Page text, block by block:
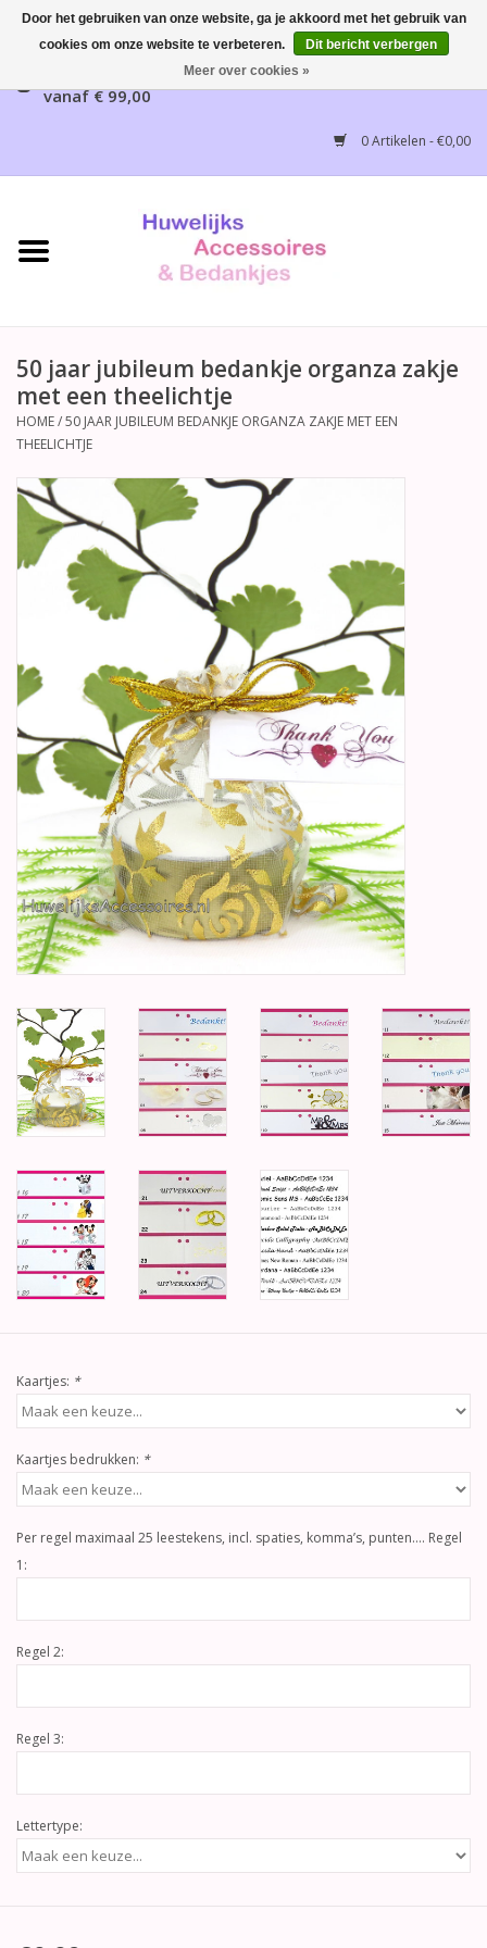
Gratis verzending mogelijk, NL vanaf € 65,00, België
vanaf € 99,00
0 Artikelen - €0,00
Home
Bruidsaccessoires
Huwelijksreceptie
Betty Boop Huwelijk
Jubileum
Communie
SALE
50 jaar jubileum bedankje organza zakje
met een theelichtje
HOME/50 JAAR JUBILEUM BEDANKJE ORGANZA ZAKJE MET EEN
THEELICHTJE
Kaartjes: *
Kaartjes bedrukken: *
Per regel maximaal 25 leestekens, incl. spaties, komma’s, punten…. Regel
1:
Regel 2:
Regel 3:
Lettertype:
Door het gebruiken van onze website, ga je akkoord met het gebruik van
cookies om onze website te verbeteren.
Dit bericht verbergen
Meer over cookies »